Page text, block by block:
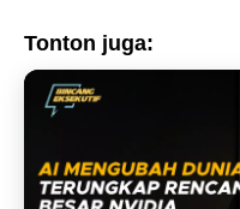
Tonton juga: